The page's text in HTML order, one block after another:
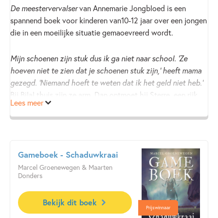
De meestervervalservan Annemarie Jongbloed is een
spannend boek voor kinderen van10-12 jaar over een jongen
die in een moeilijke situatie gemaoevreerd wordt.
Mijn schoenen zijn stuk dus ik ga niet naar school. ‘Ze
hoeven niet te zien dat je schoenen stuk zijn,’ heeft mama
gezegd. ‘Niemand hoeft te weten dat ik het geld niet heb.’
Bij Bilal thuis zijn ze arm. Dan ontmoet hij Sterre, een rijk
meisje met een moeder die directeur is van een museum. Zij
moedigt hem aan om mee te doen aan een tekenwedstrijd.
Gerrit op…
Door de prettige schrijfstijl pakt dit boek je meteen. De
lezer leeft moeiteloos mee met Bilal en zijn levensgrote
dilemma!
Lees meer
Prijswinnaar
Gameboek - Schaduwkraai
Marcel Groenewegen & Maarten
Donders
Bekijk dit boek